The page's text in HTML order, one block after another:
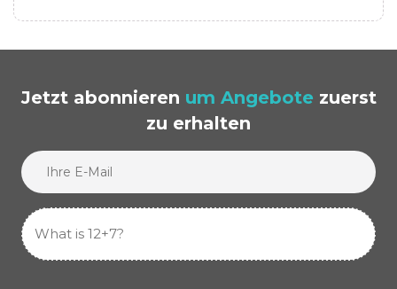
Jetzt abonnieren um Angebote zuerst
zu erhalten